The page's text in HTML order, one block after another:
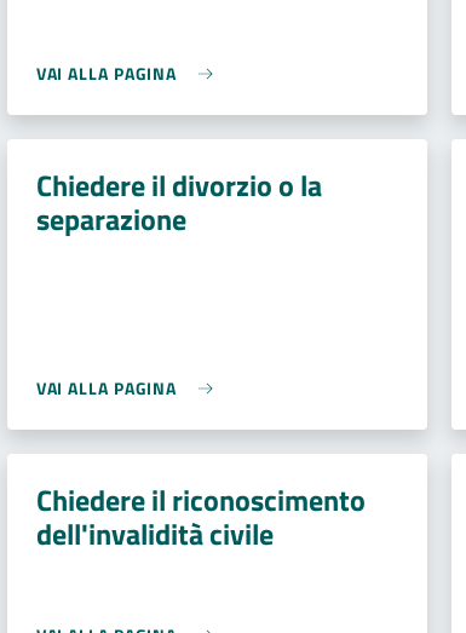
VAI ALLA PAGINA
Chiedere il divorzio o la
separazione
VAI ALLA PAGINA
Chiedere il riconoscimento
dell'invalidità civile